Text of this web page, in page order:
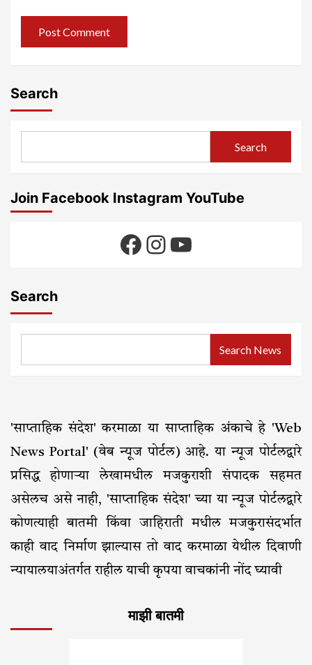
Search
Search
Join Facebook Instagram YouTube
Facebook
Instagram
YouTube
Search
Search News
'साप्ताहिक संदेश' करमाळा या साप्ताहिक अंकाचे हे 'Web
News Portal' (वेब न्यूज पोर्टल) आहे. या न्यूज पोर्टलद्वारे
प्रसिद्ध होणाऱ्या लेखामधील मजकुराशी संपादक सहमत
असेलच असे नाही, 'साप्ताहिक संदेश' च्या या न्यूज पोर्टलद्वारे
कोणत्याही बातमी किंवा जाहिराती मधील मजकुरासंदर्भात
काही वाद निर्माण झाल्यास तो वाद करमाळा येथील दिवाणी
न्यायालयाअंतर्गत राहील याची कृपया वाचकांनी नोंद घ्यावी
माझी बातमी